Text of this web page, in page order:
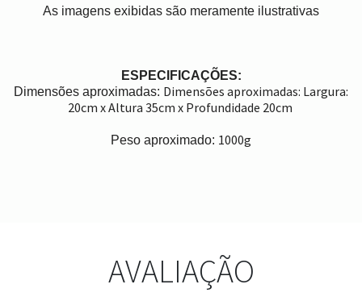
As imagens exibidas são meramente ilustrativas
ESPECIFICAÇÕES:
Dimensões aproximadas: Dimensões aproximadas: Largura:
20cm x Altura 35cm x Profundidade 20cm
Peso aproximado: 1000g
AVALIAÇÃO